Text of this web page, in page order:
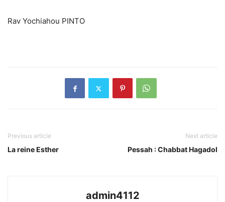
Rav Yochiahou PINTO
Previous article
La reine Esther
Next article
Pessah : Chabbat Hagadol
admin4112